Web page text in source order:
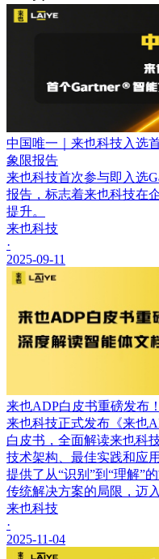
中国唯一｜来也科技入选
象限报告
来也科技首次参与即入选
报告，标志着来也科技在
提升。
来也科技
·
2025-09-11
来也ADP白皮书重磅发布
来也科技正式发布《来也
白皮书，全面解读来也科
技术架构、最佳实践和应
提供了从“识别”到“理解”
传统解决方案的局限，迈
来也科技
·
2025-11-04